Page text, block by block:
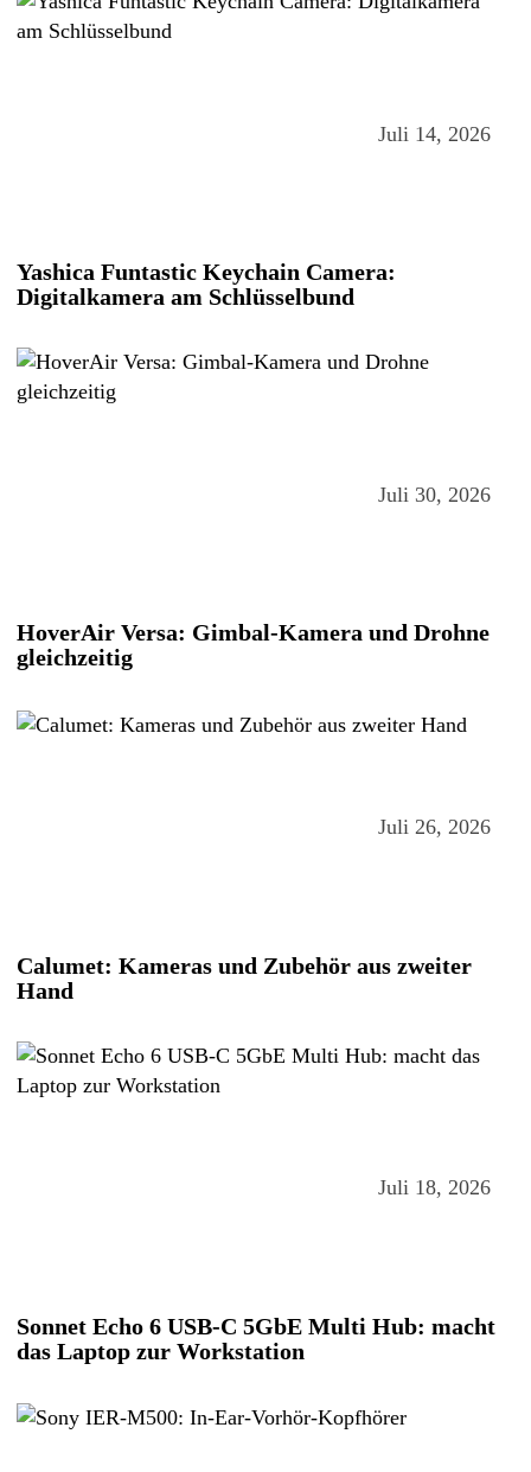
Juli 14, 2026
Yashica Funtastic Keychain Camera:
Digitalkamera am Schlüsselbund
Juli 30, 2026
HoverAir Versa: Gimbal-Kamera und Drohne
gleichzeitig
Juli 26, 2026
Calumet: Kameras und Zubehör aus zweiter
Hand
Juli 18, 2026
Sonnet Echo 6 USB-C 5GbE Multi Hub: macht
das Laptop zur Workstation